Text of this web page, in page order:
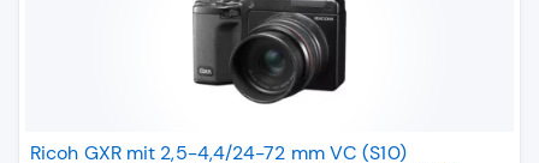
Ricoh GXR mit 2,5-4,4/24-72 mm VC (S10)